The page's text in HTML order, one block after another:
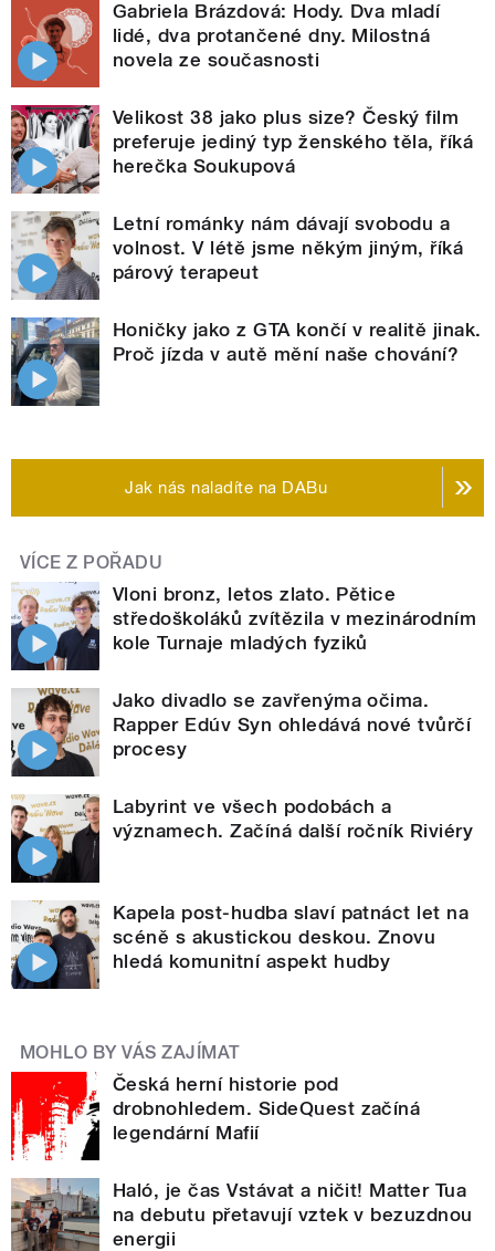
Gabriela Brázdová: Hody. Dva mladí
lidé, dva protančené dny. Milostná
novela ze současnosti
Velikost 38 jako plus size? Český film
preferuje jediný typ ženského těla, říká
herečka Soukupová
Letní románky nám dávají svobodu a
volnost. V létě jsme někým jiným, říká
párový terapeut
Honičky jako z GTA končí v realitě jinak.
Proč jízda v autě mění naše chování?
Jak nás naladíte na DABu
VÍCE Z POŘADU
Vloni bronz, letos zlato. Pětice
středoškoláků zvítězila v mezinárodním
kole Turnaje mladých fyziků
Jako divadlo se zavřenýma očima.
Rapper Edúv Syn ohledává nové tvůrčí
procesy
Labyrint ve všech podobách a
významech. Začíná další ročník Riviéry
Kapela post-hudba slaví patnáct let na
scéně s akustickou deskou. Znovu
hledá komunitní aspekt hudby
MOHLO BY VÁS ZAJÍMAT
Česká herní historie pod
drobnohledem. SideQuest začíná
legendární Mafií
Haló, je čas Vstávat a ničit! Matter Tua
na debutu přetavují vztek v bezuzdnou
energii